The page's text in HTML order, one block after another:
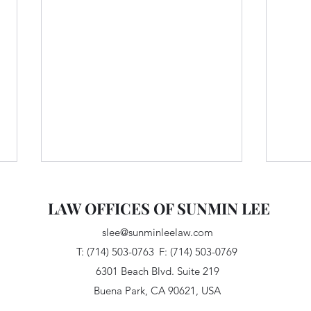
이혼 소송 비용과 관련한 두 가
LAW OFFICES OF SUNMIN LEE
slee@sunminleelaw.com
T: (714) 503-0763 F: (714) 503-0769
6301 Beach Blvd. Suite 219
Buena Park, CA 90621, USA